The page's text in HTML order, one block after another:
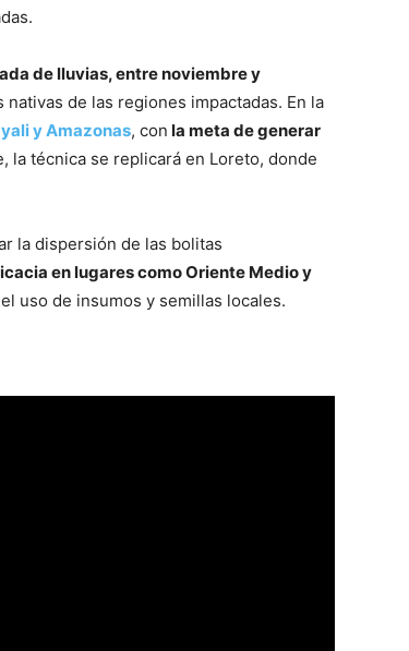
de lluvias, entre noviembre y
de las regiones impactadas. En la
y Amazonas, con la meta de generar
la técnica se replicará en Loreto, donde
la dispersión de las bolitas
en lugares como Oriente Medio y
uso de insumos y semillas locales.